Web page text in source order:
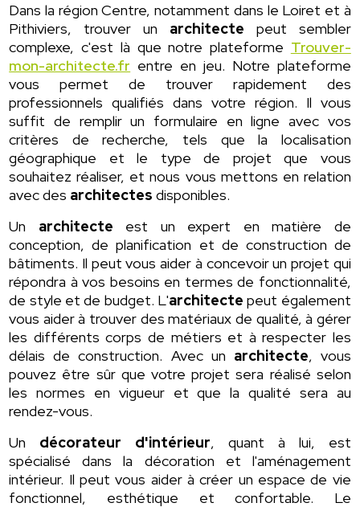
Dans la région Centre, notamment dans le Loiret et à
Pithiviers, trouver un architecte peut sembler
complexe, c'est là que notre plateforme Trouver-
mon-architecte.fr entre en jeu. Notre plateforme
vous permet de trouver rapidement des
professionnels qualifiés dans votre région. Il vous
suffit de remplir un formulaire en ligne avec vos
critères de recherche, tels que la localisation
géographique et le type de projet que vous
souhaitez réaliser, et nous vous mettons en relation
avec des architectes disponibles.
Un architecte est un expert en matière de
conception, de planification et de construction de
bâtiments. Il peut vous aider à concevoir un projet qui
répondra à vos besoins en termes de fonctionnalité,
de style et de budget. L'architecte peut également
vous aider à trouver des matériaux de qualité, à gérer
les différents corps de métiers et à respecter les
délais de construction. Avec un architecte, vous
pouvez être sûr que votre projet sera réalisé selon
les normes en vigueur et que la qualité sera au
rendez-vous.
Un décorateur d'intérieur, quant à lui, est
spécialisé dans la décoration et l'aménagement
intérieur. Il peut vous aider à créer un espace de vie
fonctionnel, esthétique et confortable. Le